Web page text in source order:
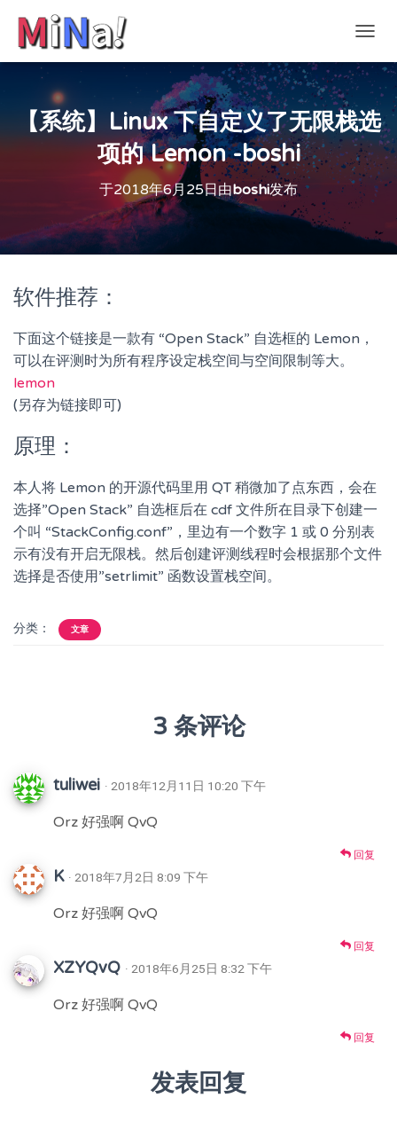
换
导
航
【系统】Linux 下自定义了无限栈选
项的 Lemon -boshi
于2018年6月25日 由boshi发布
软件推荐：
下面这个链接是一款有 “Open Stack” 自选框的 Lemon，
可以在评测时为所有程序设定栈空间与空间限制等大。
lemon
(另存为链接即可)
原理：
本人将 Lemon 的开源代码里用 QT 稍微加了点东西，会在
选择”Open Stack” 自选框后在 cdf 文件所在目录下创建一
个叫 “StackConfig.conf”，里边有一个数字 1 或 0 分别表
示有没有开启无限栈。然后创建评测线程时会根据那个文件
选择是否使用”setrlimit” 函数设置栈空间。
分类： 文章
3 条评论
tuliwei · 2018年12月11日 10:20 下午
Orz 好强啊 QvQ
回复
K · 2018年7月2日 8:09 下午
Orz 好强啊 QvQ
回复
XZYQvQ · 2018年6月25日 8:32 下午
Orz 好强啊 QvQ
回复
发表回复